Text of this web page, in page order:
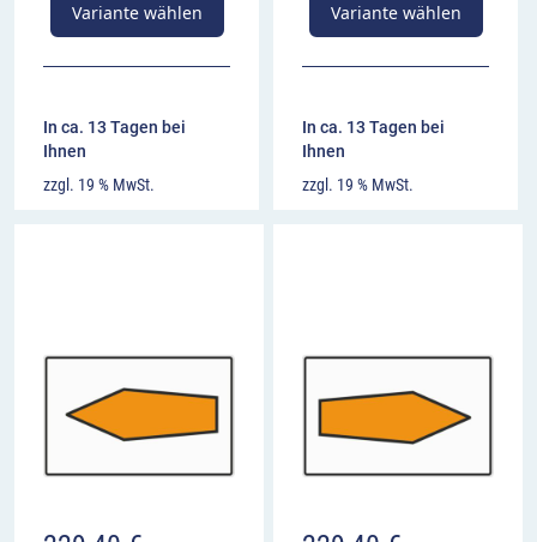
Variante wählen
In ca. 13 Tagen bei
Ihnen
zzgl. 19 % MwSt.
Variante wählen
In ca. 13 Tagen bei
Ihnen
zzgl. 19 % MwSt.